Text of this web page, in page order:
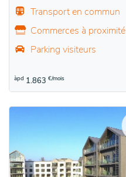
Transport en commun
Commerces à proximité
Parking visiteurs
àpd 1.863 €/mois